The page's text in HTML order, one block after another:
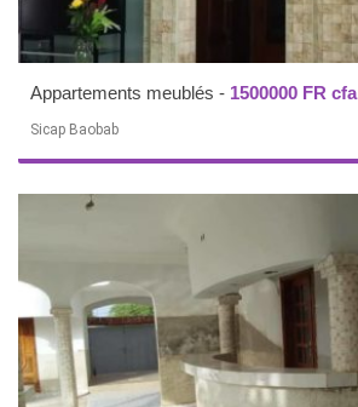
Appartements meublés - 1500000 FR cfa
Sicap Baobab